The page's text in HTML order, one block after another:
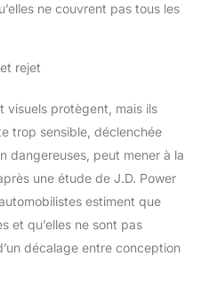
ne couvrent pas tous les
rejet
visuels protègent, mais ils
trop sensible, déclenchée
dangereuses, peut mener à la
une étude de J.D. Power
estiment que
et qu’elles ne sont pas
décalage entre conception